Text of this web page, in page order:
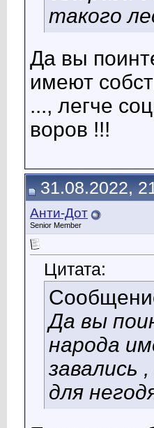
такого
Да вы
имеют
..., легче
воров !!!
31.08.2022,
Анти-Дот
Senior Member
Цитата:
Да вы
народа
завались
для